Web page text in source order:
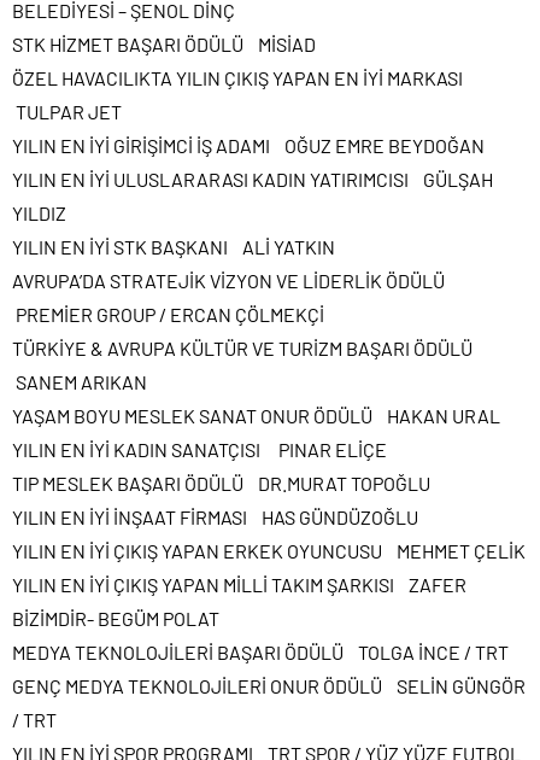
BELEDİYESİ – ŞENOL DİNÇ
STK HİZMET BAŞARI ÖDÜLÜ MİSİAD
ÖZEL HAVACILIKTA YILIN ÇIKIŞ YAPAN EN İYİ MARKASI
TULPAR JET
YILIN EN İYİ GİRİŞİMCİ İŞ ADAMI OĞUZ EMRE BEYDOĞAN
YILIN EN İYİ ULUSLARARASI KADIN YATIRIMCISI GÜLŞAH
YILDIZ
YILIN EN İYİ STK BAŞKANI ALİ YATKIN
AVRUPA’DA STRATEJİK VİZYON VE LİDERLİK ÖDÜLÜ
PREMİER GROUP / ERCAN ÇÖLMEKÇİ
TÜRKİYE & AVRUPA KÜLTÜR VE TURİZM BAŞARI ÖDÜLÜ
SANEM ARIKAN
YAŞAM BOYU MESLEK SANAT ONUR ÖDÜLÜ HAKAN URAL
YILIN EN İYİ KADIN SANATÇISI PINAR ELİÇE
TIP MESLEK BAŞARI ÖDÜLÜ DR.MURAT TOPOĞLU
YILIN EN İYİ İNŞAAT FİRMASI HAS GÜNDÜZOĞLU
YILIN EN İYİ ÇIKIŞ YAPAN ERKEK OYUNCUSU MEHMET ÇELİK
YILIN EN İYİ ÇIKIŞ YAPAN MİLLİ TAKIM ŞARKISI ZAFER
BİZİMDİR- BEGÜM POLAT
MEDYA TEKNOLOJİLERİ BAŞARI ÖDÜLÜ TOLGA İNCE / TRT
GENÇ MEDYA TEKNOLOJİLERİ ONUR ÖDÜLÜ SELİN GÜNGÖR
/ TRT
YILIN EN İYİ SPOR PROGRAMI TRT SPOR / YÜZ YÜZE FUTBOL